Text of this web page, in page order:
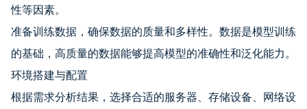
性等因素。
准备训练数据，确保数据的质量和多样性。数据是模型训练
的基础，高质量的数据能够提高模型的准确性和泛化能力。
环境搭建与配置
根据需求分析结果，选择合适的服务器、存储设备、网络设